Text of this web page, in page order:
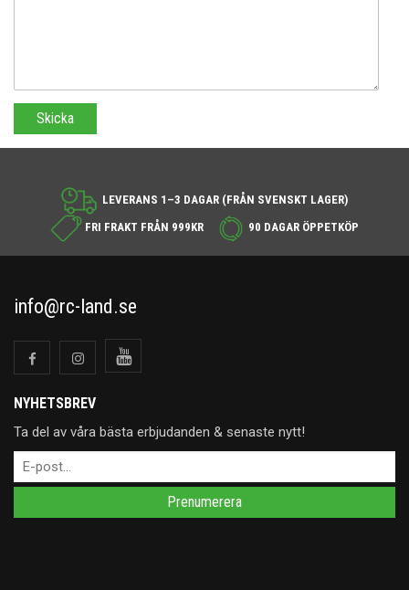
LEVERANS 1–3 DAGAR (FRÅN SVENSKT LAGER)
FRI FRAKT FRÅN 999KR
90 DAGAR ÖPPETKÖP
info@rc-land.se
NYHETSBREV
Ta del av våra bästa erbjudanden & senaste nytt!
Prenumerera